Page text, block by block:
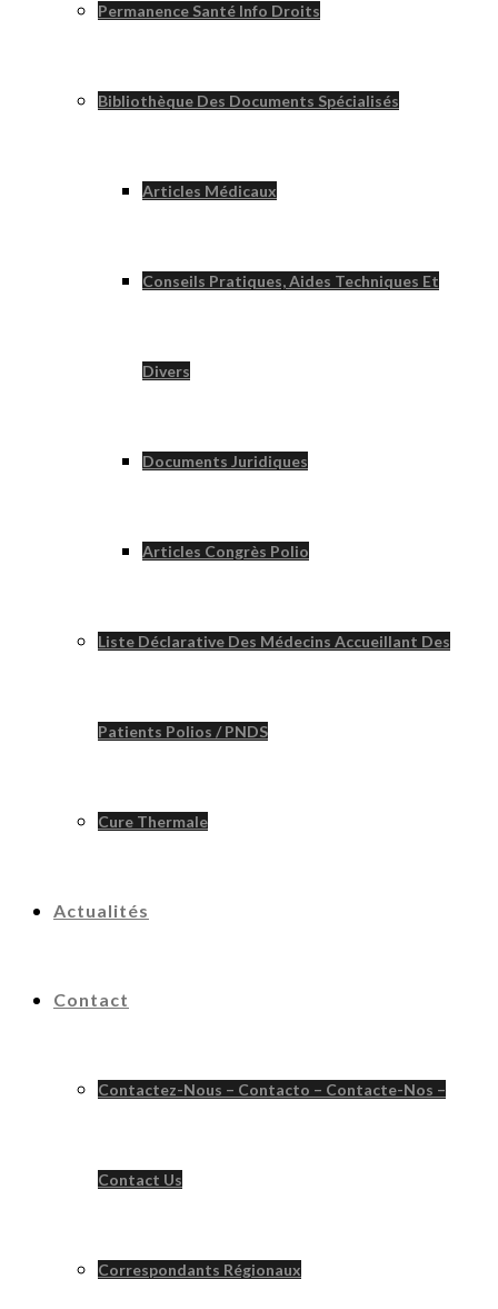
Permanence Santé Info Droits
Bibliothèque Des Documents Spécialisés
Articles Médicaux
Conseils Pratiques, Aides Techniques Et
Divers
Documents Juridiques
Articles Congrès Polio
Liste Déclarative Des Médecins Accueillant Des
Patients Polios / PNDS
Cure Thermale
Actualités
Contact
Contactez-Nous – Contacto – Contacte-Nos –
Contact Us
Correspondants Régionaux